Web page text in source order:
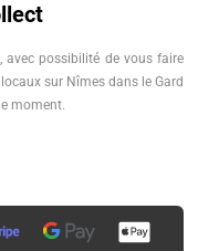
avec possibilité de vous faire
sur Nîmes dans le Gard
moment.